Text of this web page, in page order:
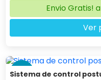
Envio Gratis!
Ver
-10 %
Sistema de control